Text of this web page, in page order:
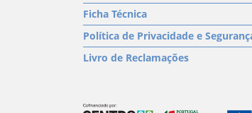
Ficha Técnica
Política de Privacidade e
Livro de Reclamações